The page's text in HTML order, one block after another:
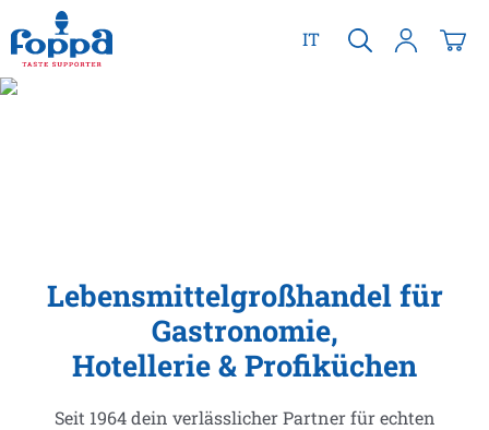
springen
IT
Lebensmittelgroßhandel für
Gastronomie,
Hotellerie & Profiküchen
Seit 1964 dein verlässlicher Partner für echten